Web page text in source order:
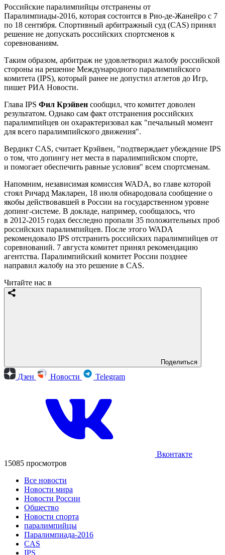
Российские паралимпийцы отстранены от
Паралимпиады-2016, которая состоится в Рио-де-Жанейро с 7
по 18 сентября. Спортивный арбитражный суд (CAS) принял
решение не допускать российских спортсменов к
соревнованиям.
Таким образом, арбитраж не удовлетворил жалобу российской
стороны на решение Международного паралимпийского
комитета (IPS), который ранее не допустил атлетов до Игр,
пишет РИА Новости.
Глава IPS Фил Крэйвен сообщил, что комитет доволен
результатом. Однако сам факт отстранения российских
паралимпийцев он охарактеризовал как "печальный момент
для всего паралимпийского движения".
Вердикт CAS, считает Крэйвен, "подтверждает убеждение IPS
о том, что допингу нет места в паралимпийском спорте,
и помогает обеспечить равные условия" всем спортсменам.
Напомним, независимая комиссия WADA, во главе которой
стоял Ричард Макларен, 18 июля обнародовала сообщение о
якобы действовавшей в России на государственном уровне
допинг-системе. В докладе, например, сообщалось, что
в 2012-2015 годах бесследно пропали 35 положительных проб
российских паралимпийцев. После этого WADA
рекомендовало IPS отстранить российских паралимпийцев от
соревнований. 7 августа комитет принял рекомендацию
агентства. Паралимпийский комитет России позднее
направил жалобу на это решение в CAS.
Читайте нас в
Поделиться
Дзен Новости Telegram
Вконтакте
15085 просмотров
Все новости
Новости мира
Новости России
Общество
Новости спорта
паралимпийцы
Паралимпиада-2016
CAS
IPS